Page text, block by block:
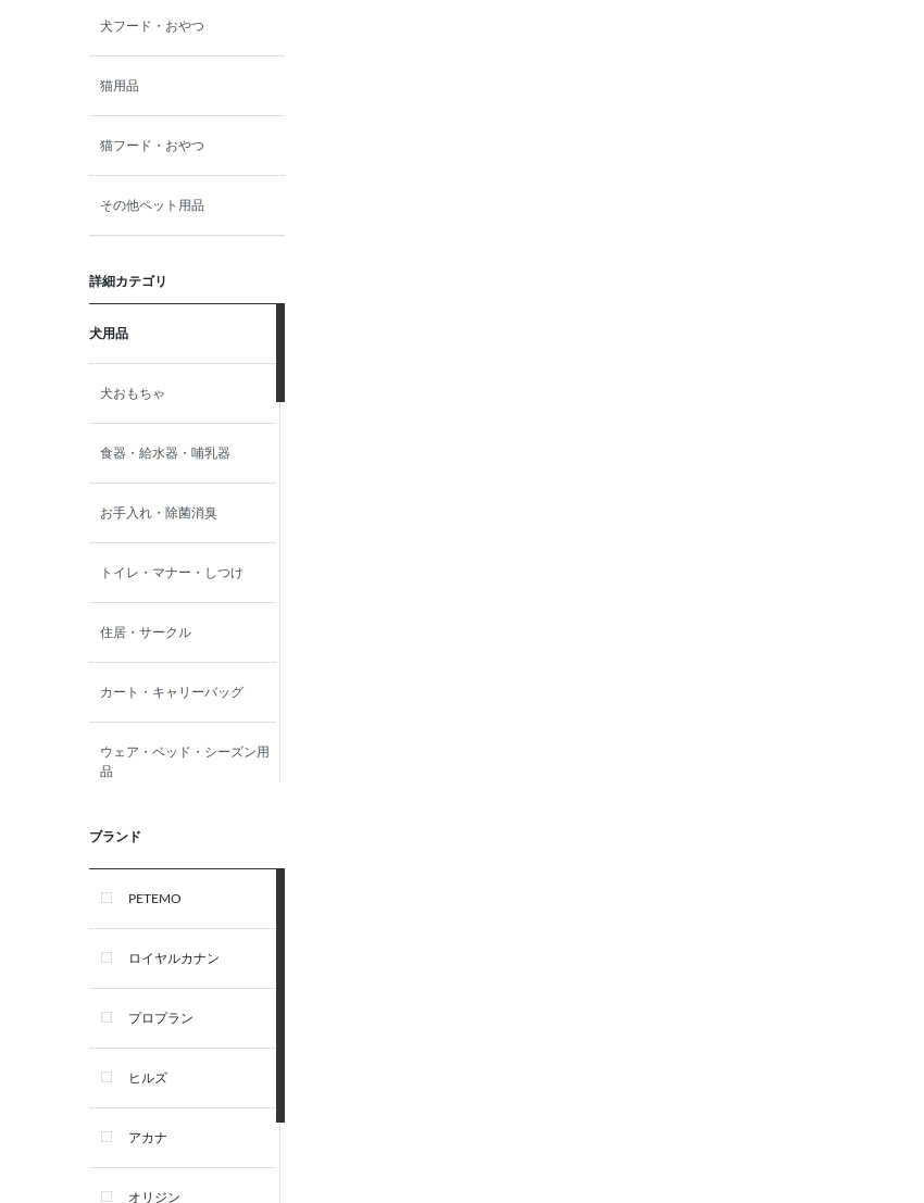
犬フード・おやつ
猫用品
猫フード・おやつ
その他ペット用品
詳細カテゴリ
犬用品
犬おもちゃ
食器・給水器・哺乳器
お手入れ・除菌消臭
トイレ・マナー・しつけ
住居・サークル
カート・キャリーバッグ
ウェア・ベッド・シーズン用
品
首輪・ハーネス(胴輪)・リー
イ・ウェット）
犬ドライフード
犬ウェットフード
ブランド
PETEMO
ロイヤルカナン
プロプラン
ヒルズ
アカナ
オリジン